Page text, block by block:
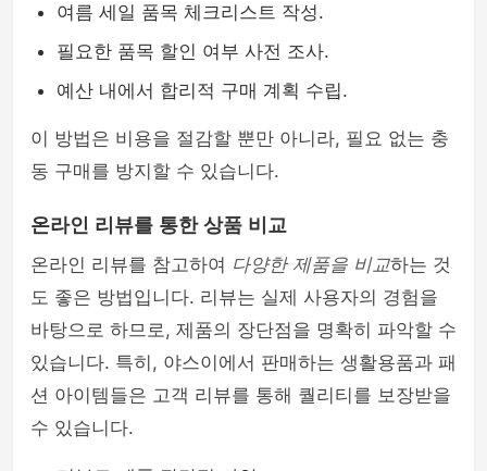
여름 세일 품목 체크리스트 작성.
필요한 품목 할인 여부 사전 조사.
예산 내에서 합리적 구매 계획 수립.
이 방법은 비용을 절감할 뿐만 아니라, 필요 없는 충
동 구매를 방지할 수 있습니다.
온라인 리뷰를 통한 상품 비교
온라인 리뷰를 참고하여 다양한 제품을 비교하는 것
도 좋은 방법입니다. 리뷰는 실제 사용자의 경험을
바탕으로 하므로, 제품의 장단점을 명확히 파악할 수
있습니다. 특히, 야스이에서 판매하는 생활용품과 패
션 아이템들은 고객 리뷰를 통해 퀄리티를 보장받을
수 있습니다.